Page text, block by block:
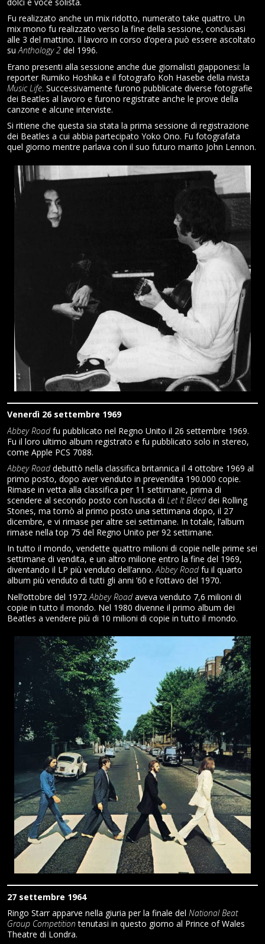
Fu realizzato anche un mix ridotto, numerato take quattro. Un
mix mono fu realizzato verso la fine della sessione, conclusasi
alle 3 del mattino. Il lavoro in corso d’opera può essere ascoltato
suAnthology 2 del 1996.
Erano presenti alla sessione anche due giornalisti giapponesi: la
reporter Rumiko Hoshika e il fotografo Koh Hasebe della rivista
Music Life. Successivamente furono pubblicate diverse fotografie
dei Beatles al lavoro e furono registrate anche le prove della
canzone e alcune interviste.
Si ritiene che questa sia stata la prima sessione di registrazione
dei Beatles a cui abbia partecipato Yoko Ono. Fu fotografata
quel giorno mentre parlava con il suo futuro marito John Lennon.
Venerdì 26 settembre 1969
Abbey Roadfu pubblicato nel Regno Unito il 26 settembre 1969.
Fu il loro ultimo album registrato e fu pubblicato solo in stereo,
come Apple PCS 7088.
Abbey Roaddebuttò nella classifica britannica il 4 ottobre 1969 al
primo posto, dopo aver venduto in prevendita 190.000 copie.
Rimase in vetta alla classifica per 11 settimane, prima di
scendere al secondo posto con l’uscita di Let It Bleeddei Rolling
Stones, ma tornò al primo posto una settimana dopo, il 27
dicembre, e vi rimase per altre sei settimane. In totale, l’album
rimase nella top 75 del Regno Unito per 92 settimane.
In tutto il mondo, vendette quattro milioni di copie nelle prime sei
settimane di vendita, e un altro milione entro la fine del 1969,
diventando il LP più venduto dell’anno.Abbey Roadfu il quarto
album più venduto di tutti gli anni ’60 e l’ottavo del 1970.
Nell’ottobre del 1972Abbey Roadaveva venduto 7,6 milioni di
copie in tutto il mondo. Nel 1980 divenne il primo album dei
Beatles a vendere più di 10 milioni di copie in tutto il mondo.
27 settembre 1964
Ringo Starr apparve nella giuria per la finale del National Beat
Group Competition tenutasi in questo giorno al Prince of Wales
Theatre di Londra.